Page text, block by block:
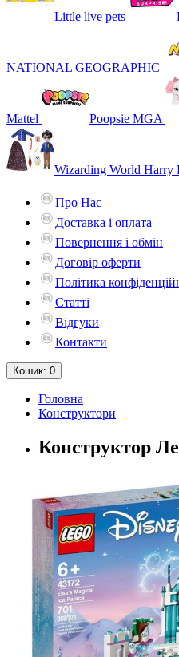
Little live pets
NATIONAL GEOGRAPHIC
Mattel Poopsie MGA
Wizarding World Harry
Про Нас
Доставка і оплата
Повернення і обмін
Договір оферти
Політика
Статті
Відгуки
Контакти
Кошик: 0
Головна
Конструктори
Конструктор